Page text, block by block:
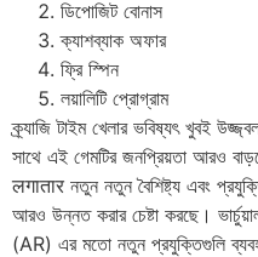
ডিপোজিট বোনাস
ক্যাশব্যাক অফার
ফ্রি স্পিন
লয়ালিটি প্রোগ্রাম
ক্র্যাজি টাইম খেলার ভবিষ্যৎ খুবই
সাথে এই গেমটির জনপ্রিয়তা আরও
लगातार নতুন নতুন বৈশিষ্ট্য এবং
আরও উন্নত করার চেষ্টা করছে।
(AR) এর মতো নতুন প্রযুক্তিগুলি